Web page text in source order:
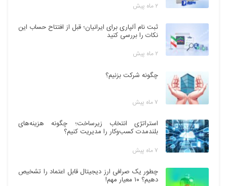
۲ ماه پیش
ثبت نام آلپاری برای ایرانیان؛ قبل از افتتاح حساب این
نکات را بررسی کنید
۲ ماه پیش
چگونه شرکت بزنیم؟
۷ ماه پیش
استراتژی انتخاب زیرساخت؛ چگونه هزینه‌های
بلندمدت کسب‌وکار را مدیریت کنیم؟
۷ ماه پیش
چطور یک صرافی ارز دیجیتال قابل اعتماد را تشخیص
دهیم؟ ۱۰ معیار مهم!